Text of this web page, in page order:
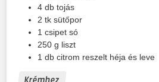
4 db tojás
2 tk sütőpor
1 csipet só
250 g liszt
1 db citrom reszelt héja és leve
Krémhez